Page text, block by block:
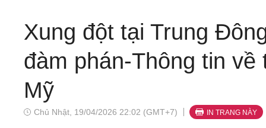
Xung đột tại Trung
đàm phán-Thông tin
Mỹ
Chủ Nhật, 19/04/2026 22:02 (GMT+7) IN TRANG NÀY